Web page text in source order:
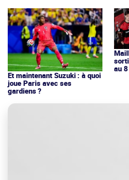
Et maintenant Suzuki : à quoi
joue Paris avec ses
gardiens ?
au